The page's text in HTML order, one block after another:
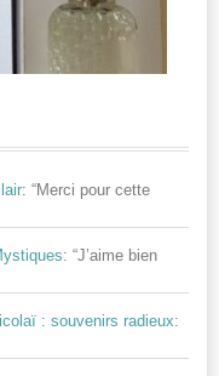
: “Merci pour cette
: “J’aime bien
: souvenirs radieux: